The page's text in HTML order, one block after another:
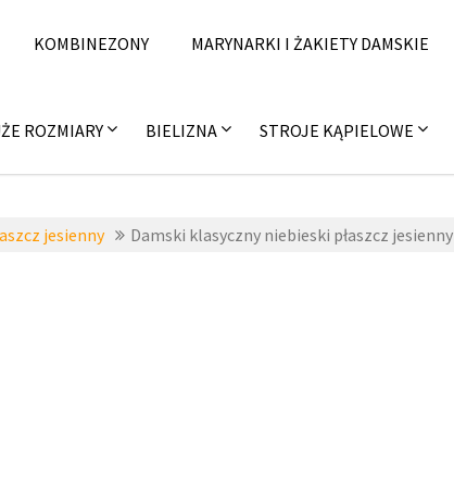
KOMBINEZONY MARYNARKI I ŻAKIETY DAMSKIE
ROZMIARY BIELIZNA STROJE KĄPIELOWE
jesienny Damski klasyczny niebieski płaszcz jesienny